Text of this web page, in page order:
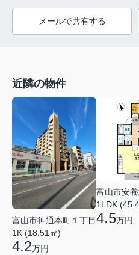
メールで共有する
近隣の物件
富山市神通本町１丁目
1K (18.51㎡)
4.2万円
富山市安
1LDK
4.5万円